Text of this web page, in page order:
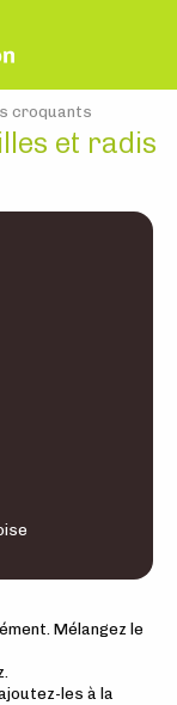
croquants
et radis
Mélangez le
les à la